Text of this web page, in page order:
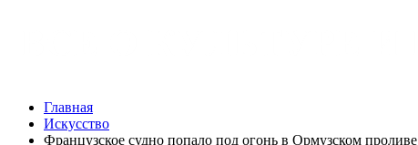
Главная
Искусство
Французское судно попало под огонь в Ормузском проливе